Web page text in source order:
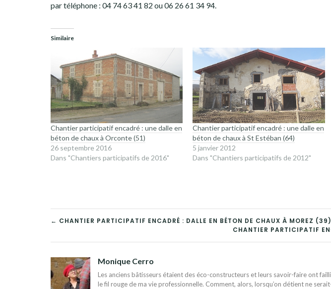
par téléphone : 04 74 63 41 82 ou 06 26 61 34 94.
Similaire
Chantier participatif encadré : une dalle en
béton de chaux à Orconte (51)
26 septembre 2016
Dans "Chantiers participatifs de 2016"
Chantier participatif encadré : une dalle en
béton de chaux à St Estéban (64)
5 janvier 2012
Dans "Chantiers participatifs de 2012"
NAVIGATION
DE
L’ARTICLE
← CHANTIER PARTICIPATIF ENCADRÉ : DALLE EN BÉTON DE CHAUX À MOREZ (39)
CHANTIER PARTICIPATIF
Monique Cerro
Les anciens bâtisseurs étaient des éco-constructeurs et leurs savoir-faire ont
le fil rouge de ma vie professionnelle. Comment, alors, lorsqu’on détient ne